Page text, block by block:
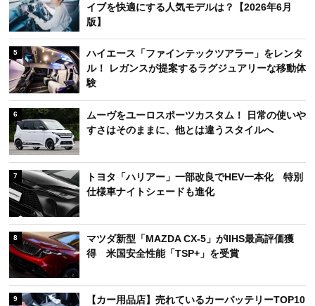
イブを快適にする人気モデルは？【2026年6月
版】
5
ハイエース「ファインテックツアラー」をレンタ
ル！ レガンスが提案するラグジュアリーな移動体
験
6
ムーヴをユーロスポーツカスタム！ 日常の使いや
すさはそのままに、他とは違うスタイルへ
7
トヨタ「ハリアー」一部改良でHEV一本化 特別
仕様車ナイトシェードも進化
8
マツダ新型「MAZDA CX-5」がIIHS最高評価獲
得 米国安全性能「TSP+」を受賞
9
【カー用品店】売れているカーバッテリーTOP10